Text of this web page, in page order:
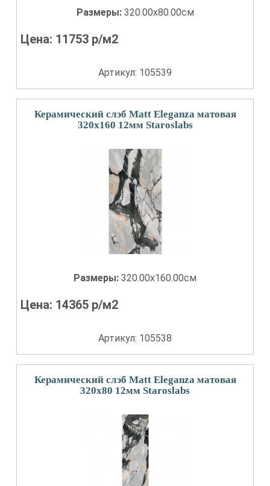
Размеры: 320.00x80.00см
Цена: 11753 р/м2
Артикул: 105539
Керамический слэб Matt Eleganza матовая
320x160 12мм Staroslabs
Размеры: 320.00x160.00см
Цена: 14365 р/м2
Артикул: 105538
Керамический слэб Matt Eleganza матовая
320x80 12мм Staroslabs